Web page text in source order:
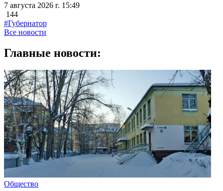
7 августа 2026 г. 15:49
144
#Губернатор
Все новости
Главные новости:
Общество